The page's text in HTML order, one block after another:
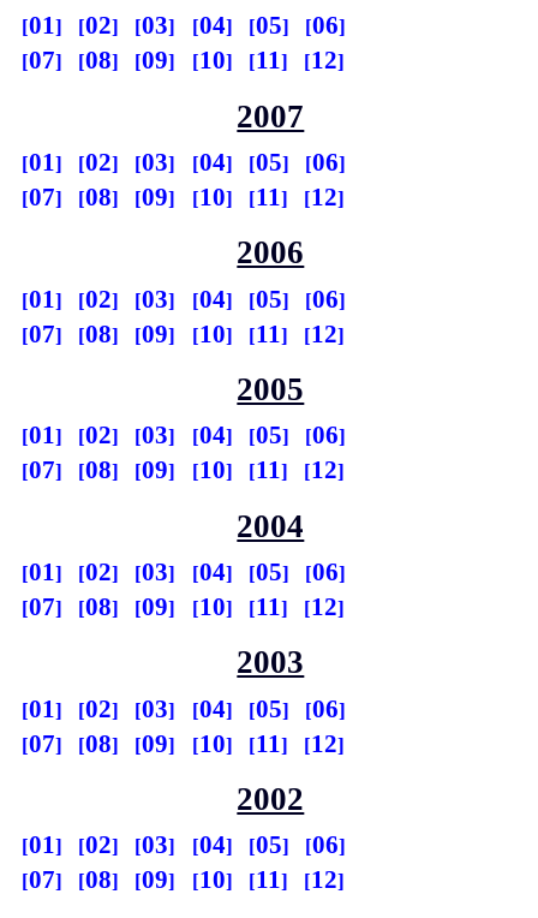
01 02 03 04 05
06
07
08 09 10 11 12
2007
01 02 03 04 05
06
07
08 09 10 11 12
2006
01 02 03 04 05
06
07
08 09 10 11 12
2005
01 02 03 04 05
06
07
08 09 10 11 12
2004
01 02 03 04 05
06
07
08 09 10 11 12
2003
01 02 03 04 05
06
07
08 09 10 11 12
2002
01 02 03 04 05
06
07
08 09 10 11 12